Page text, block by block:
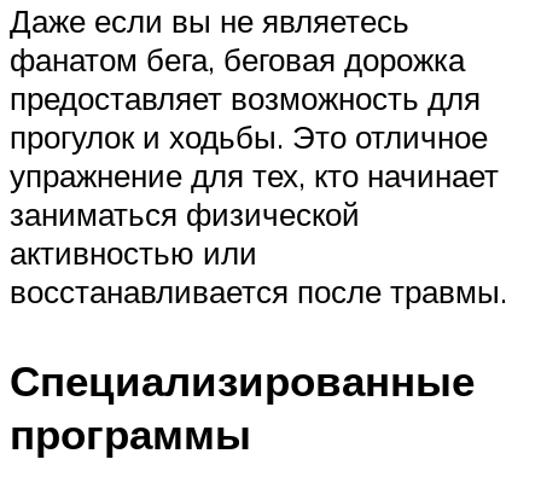
Даже если вы не являетесь
фанатом бега, беговая дорожка
предоставляет возможность для
прогулок и ходьбы. Это отличное
упражнение для тех, кто начинает
заниматься физической
активностью или
восстанавливается после травмы.
Специализированные
программы